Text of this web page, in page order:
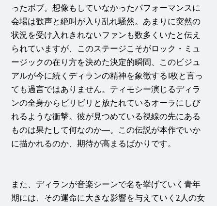
ったボブ。想像もしていなかったパフォーマンスに
会場は歓声と絶叫が入り乱れ騒然。あまりに突然の
状況を受け入れきれないファンも数多くいたと伝え
られていますが、このステージこそがロック・ミュ
ージックの在り方を決めた決定的瞬間、このビジュ
アルが今に続くディランの精神を象徴する1枚と言っ
ても過言ではありません。ティモシー演じるディラ
ンの全身からビリビリと放たれているオーラにしび
れるような衝撃。彼が見つめている視線の先にある
ものは果たして何なのか―。この伝説が本作でいか
に描かれるのか、期待が高まるばかりです。
また、ディランが音楽シーンで名を挙げていく青年
期には、その運命に大きな影響を与えていく2人の女